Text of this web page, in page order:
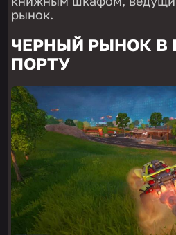
рынок.
ЧЕРНЫЙ РЫНОК В
ПОРТУ